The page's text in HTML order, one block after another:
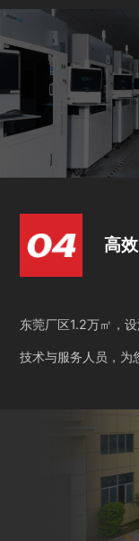
高
东莞厂区1.2万㎡，
技术与服务人员，为